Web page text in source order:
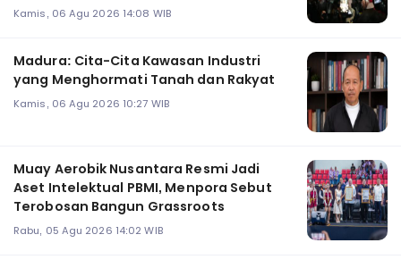
Kamis, 06 Agu 2026 14:08 WIB
Madura: Cita-Cita Kawasan Industri
yang Menghormati Tanah dan Rakyat
Kamis, 06 Agu 2026 10:27 WIB
Muay Aerobik Nusantara Resmi Jadi
Aset Intelektual PBMI, Menpora Sebut
Terobosan Bangun Grassroots
Rabu, 05 Agu 2026 14:02 WIB